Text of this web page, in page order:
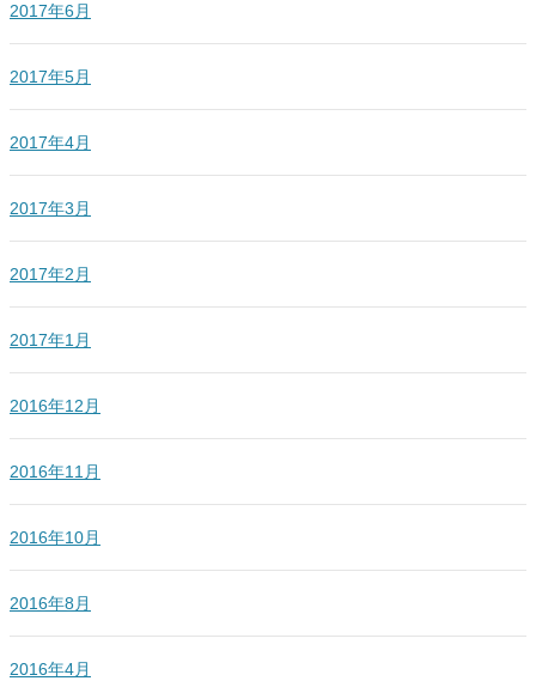
2017年6月
2017年5月
2017年4月
2017年3月
2017年2月
2017年1月
2016年12月
2016年11月
2016年10月
2016年8月
2016年4月